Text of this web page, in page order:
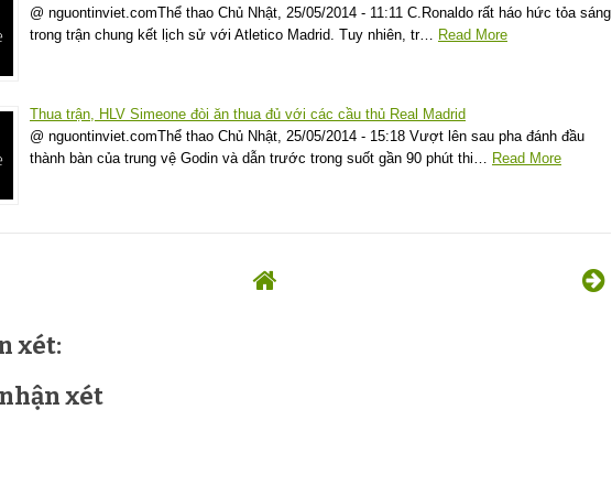
@ nguontinviet.comThể thao Chủ Nhật, 25/05/2014 - 11:11 C.Ronaldo rất háo hức tỏa sáng
trong trận chung kết lịch sử với Atletico Madrid. Tuy nhiên, tr…
Read More
Thua trận, HLV Simeone đòi ăn thua đủ với các cầu thủ Real Madrid
@ nguontinviet.comThể thao Chủ Nhật, 25/05/2014 - 15:18 Vượt lên sau pha đánh đầu
thành bàn của trung vệ Godin và dẫn trước trong suốt gần 90 phút thi…
Read More
xét:
xét